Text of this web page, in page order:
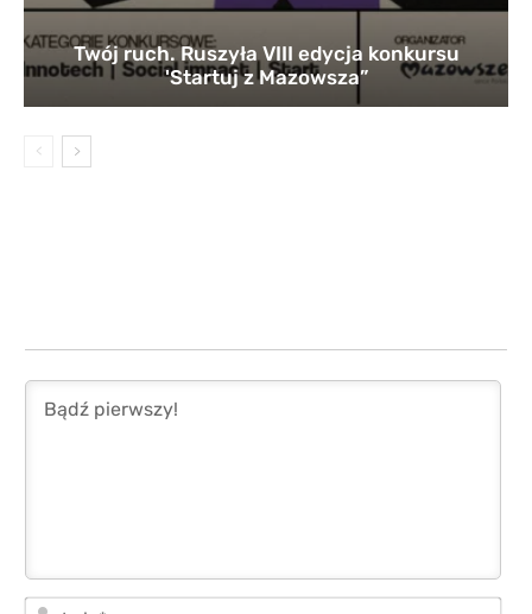
Twój ruch. Ruszyła VIII edycja konkursu
'Startuj z Mazowsza”